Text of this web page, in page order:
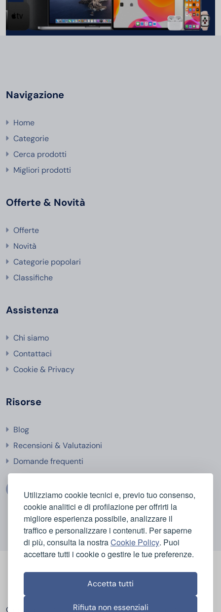
Utilizziamo cookie tecnici e, previo tuo consenso,
cookie analitici e di profilazione per offrirti la
migliore esperienza possibile, analizzare il
traffico e personalizzare i contenuti. Per saperne
di più, consulta la nostraCookie Policy. Puoi
accettare tutti i cookie o gestire le tue preferenze.
Accetta tutti
Rifiuta non essenziali
Navigazione
Home
Categorie
Cerca prodotti
Migliori prodotti
Offerte & Novità
Offerte
Novità
Categorie popolari
Classifiche
Assistenza
Chi siamo
Contattaci
Cookie & Privacy
Risorse
Blog
Recensioni & Valutazioni
Domande frequenti
Categorie Casa e Igiene Bellezza e Cura del Corpo